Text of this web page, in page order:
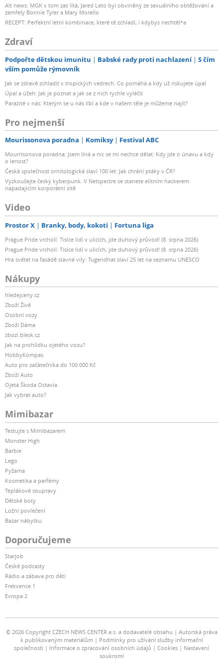
Alt news: MGK v tom zas lítá, Jared Leto byl obviněný ze sexuálního obtěžování a
zemřely Bonnie Tyler a Mary Morello
RECEPT: Perfektní letní kombinace, které tě zchladí, i kdybys nechtěl*a
Zdraví
Podpořte dětskou imunitu Babské rady proti nachlazení
S čím
vším pomůže rýmovník
Jak se zdravě zchladit v tropických vedrech: Co pomáhá a kdy už riskujete úpal
Úpal a úžeh: Jak je poznat a jak se z nich rychle vyléčit
Parazité v nás: Kterým se u nás líbí a kde v našem těle je můžeme najít?
Pro nejmenší
Mourissonova poradna Komiksy Festival ABC
Mourrisonova poradna: Jsem líná a nic se mi nechce dělat: Kdy jde o únavu a kdy
o lenost?
Česká společnost ornitologická slaví 100 let: Jak chrání ptáky v ČR?
Vyzkoušejte český kyberpunk. V Netspectre se stanete elitním hackerem
napadajícím korporátní sítě
Video
Prostor X Branky, body, kokoti Fortuna liga
Prague Pride vrcholí: Tisíce lidí v ulicích, jde duhový průvod! (8. srpna 2026)
Prague Pride vrcholí: Tisíce lidí v ulicích, jde duhový průvod! (8. srpna 2026)
Hra světel na fasádě slavné vily: Tugendhat slaví 25 let na seznamu UNESCO
Nákupy
hledejceny.cz
Zboží Živě
Osobní vozy
Zboží Dáma
zbozi.blesk.cz
Jak na prohlídku ojetého vozu?
HobbyKompas
Auto pro začátečníka do 100 000 Kč
Zboží Auto
Ojetá Škoda Octavia
Jak vybrat auto?
Mimibazar
Testujte s Mimibazarem
Monster High
Barbie
Lego
Pyžama
Kosmetika a parfémy
Teplákové soupravy
Dětské boty
Ložní povlečení
Bazar nábytku
Doporučujeme
Starjob
České podcasty
Rádio a zábava pro děti
Frekvence 1
Evropa 2
© 2026 Copyright CZECH NEWS CENTER a.s. a dodavatelé obsahu
Autorská práva
k publikovaným materiálům
Podmínky pro užívání služby informační
společnosti
Informace o zpracování osobních údajů Cookies
Nastavení
soukromí